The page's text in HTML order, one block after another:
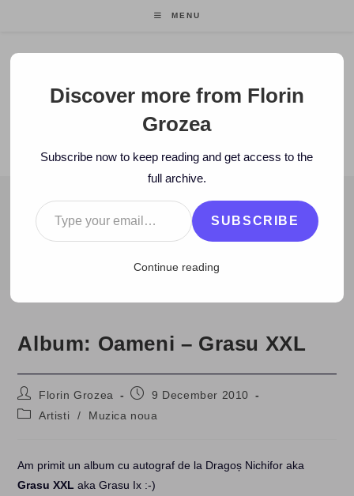
MENU
Florin Grozea
ENTREPRENEUR. FOUNDER/CEO MOCAPP.
BLOG
2010 > December > 9 > Artisti Album: Oameni – Grasu XXL
Album: Oameni – Grasu XXL
Post
author:
Florin Grozea
Post9 December 2010
PostArtisti / Muzica noua
Am primit un album cu autograf de la Dragoș Nichifor aka
Grasu XXL aka Grasu Ix :-)
Discover more from Florin
Grozea
Subscribe now to keep reading and get access to the
full archive.
Type your email…
SUBSCRIBE
Continue reading